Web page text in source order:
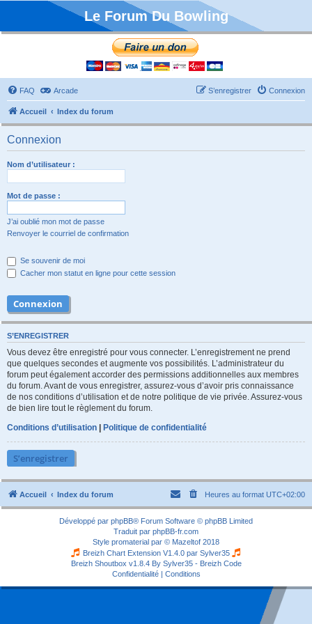
Le Forum Du Bowling
FAQ Arcade Connexion
S’enregistrer
Accueil Index du forum
Connexion
Nom d’utilisateur :
Mot de passe :
J’ai oublié mon mot de passe
Renvoyer le courriel de confirmation
Se souvenir de moi
Cacher mon statut en ligne pour cette session
S’ENREGISTRER
Vous devez être enregistré pour vous connecter. L’enregistrement ne prend
que quelques secondes et augmente vos possibilités. L’administrateur du
forum peut également accorder des permissions additionnelles aux membres
du forum. Avant de vous enregistrer, assurez-vous d’avoir pris connaissance
de nos conditions d’utilisation et de notre politique de vie privée. Assurez-vous
de bien lire tout le règlement du forum.
Conditions d’utilisation | Politique de confidentialité
S’enregistrer
Accueil Index du forum Heures au format UTC+02:00
Développé par phpBB® Forum Software © phpBB Limited
Traduit par phpBB-fr.com
Style promaterial par © Mazeltof 2018
Breizh Chart Extension V1.4.0 par Sylver35
Breizh Shoutbox v1.8.4 By Sylver35 - Breizh Code
Confidentialité| Conditions